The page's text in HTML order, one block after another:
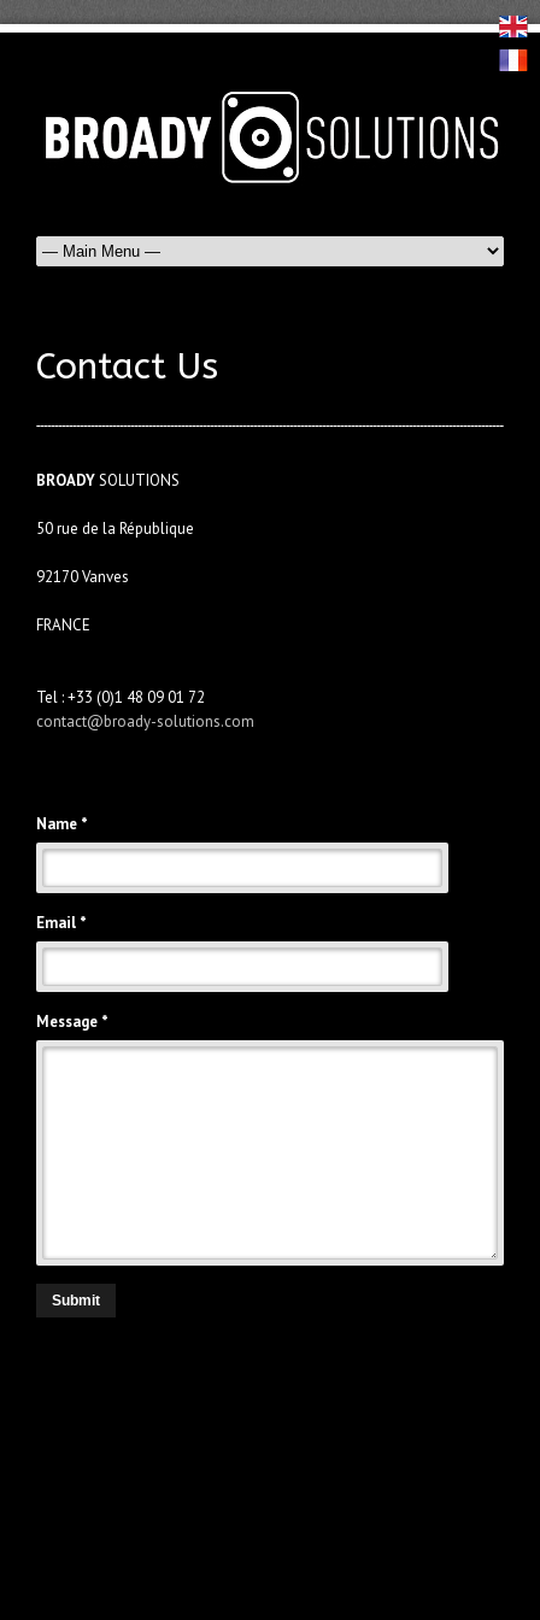
Contact Us
BROADYSOLUTIONS
50 rue de la République
92170 Vanves
FRANCE
Tel : +33 (0)1 48 09 01 72
contact@broady-solutions.com
Name *
Email *
Message *
Submit